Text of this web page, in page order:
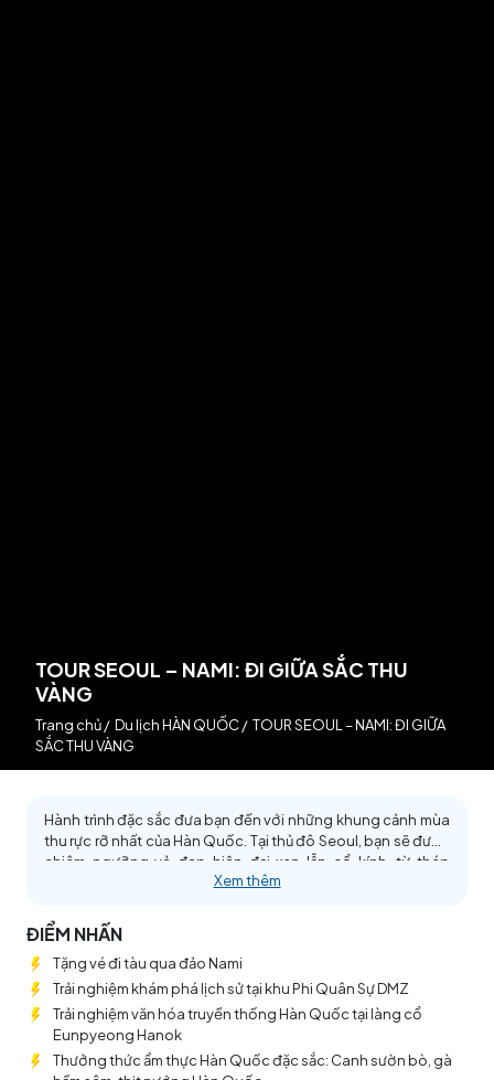
TOUR SEOUL – NAMI: ĐI GIỮA SẮC THU
VÀNG
Trang chủ/ Du lịch HÀN QUỐC/ TOUR SEOUL – NAMI: ĐI GIỮA
SẮC THU VÀNG
Hành trình đặc sắc đưa bạn đến với những khung cảnh mùa
thu rực rỡ nhất của Hàn Quốc. Tại thủ đô Seoul, bạn sẽ được
chiêm ngưỡng vẻ đẹp hiện đại xen lẫn cổ kính, từ tháp
Namsan lãng mạn nhìn xuống toàn cảnh thành phố đến
triều đại Joseon. Đảo Nami sẽ khiến bạn say đắm với những
con đường phủ đầy lá vàng lá đỏ, khung cảnh như bước ra
từ bộ phim “Bản Tình Ca Mùa Đông”. Hành trình còn đưa bạn
đến khu DMZ – vùng phi quân sự nổi tiếng, nơi lưu giữ những
dấu ấn lịch sử và mang đến trải nghiệm độc đáo hiếm có.
Đừng bỏ lỡ cơ hội ghé thăm làng cổ Eunpyeong Hanok, nơi
những ngôi nhà truyền thống nằm nép mình dưới chân núi,
tái hiện vẻ đẹp văn hóa Hàn Quốc xưa.
Xem thêm
ĐIỂM NHẤN
Tặng vé đi tàu qua đảo Nami
Trải nghiệm khám phá lịch sử tại khu Phi Quân Sự DMZ
Trải nghiệm văn hóa truyền thống Hàn Quốc tại làng cổ
Eunpyeong Hanok
Thưởng thức ẩm thực Hàn Quốc đặc sắc: Canh sườn bò, gà